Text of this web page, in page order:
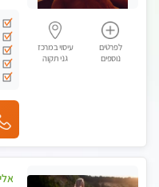
לפרטים
נוספים
עיסוי במרכז
גני תקוה